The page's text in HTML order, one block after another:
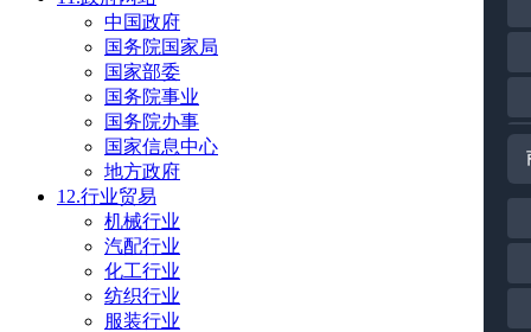
中国政府
国务院国家局
国家部委
国务院事业
国务院办事
国家信息中心
地方政府
12.行业贸易
机械行业
汽配行业
化工行业
纺织行业
服装行业